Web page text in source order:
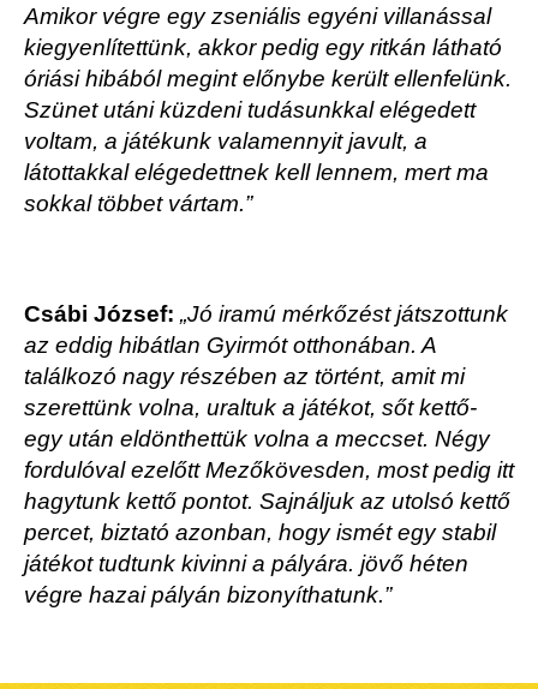
Amikor végre egy zseniális egyéni villanással
kiegyenlítettünk, akkor pedig egy ritkán látható
óriási hibából megint előnybe került ellenfelünk.
Szünet utáni küzdeni tudásunkkal elégedett
voltam, a játékunk valamennyit javult, a
látottakkal elégedettnek kell lennem, mert ma
sokkal többet vártam.”
Csábi József: „Jó iramú mérkőzést játszottunk
az eddig hibátlan Gyirmót otthonában. A
találkozó nagy részében az történt, amit mi
szerettünk volna, uraltuk a játékot, sőt kettő-
egy után eldönthettük volna a meccset. Négy
fordulóval ezelőtt Mezőkövesden, most pedig itt
hagytunk kettő pontot. Sajnáljuk az utolsó kettő
percet, biztató azonban, hogy ismét egy stabil
játékot tudtunk kivinni a pályára. jövő héten
végre hazai pályán bizonyíthatunk.”